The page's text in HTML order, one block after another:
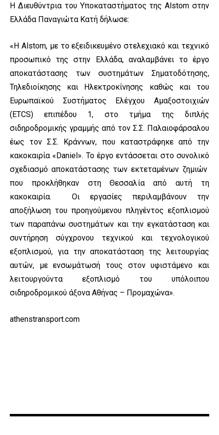
Η Διευθύντρια του Υποκαταστήματος της Alstom στην
Ελλάδα Παναγιώτα Κατή δήλωσε:
«Η Alstom, με το εξειδικευμένο στελεχιακό και τεχνικό
προσωπικό της στην Ελλάδα, αναλαμβάνει το έργο
αποκατάστασης των συστημάτων Σηματοδότησης,
Τηλεδιοίκησης και Ηλεκτροκίνησης καθώς και του
Ευρωπαϊκού Συστήματος Ελέγχου Αμαξοστοιχιών
(ETCS) επιπέδου 1, στο τμήμα της διπλής
σιδηροδρομικής γραμμής από τον Σ.Σ. Παλαιοφάρσαλου
έως τον Σ.Σ. Κράννων, που καταστράφηκε από την
κακοκαιρία «Daniel». Το έργο εντάσσεται στο συνολικό
σχεδιασμό αποκατάστασης των εκτεταμένων ζημιών
που προκλήθηκαν στη Θεσσαλία από αυτή τη
κακοκαιρία. Oι εργασίες περιλαμβάνουν την
αποξήλωση του προηγούμενου πληγέντος εξοπλισμού
των παραπάνω συστημάτων και την εγκατάσταση και
συντήρηση σύγχρονου τεχνικού και τεχνολογικού
εξοπλισμού, για την αποκατάσταση της λειτουργίας
αυτών, με ενσωμάτωσή τους στον υφιστάμενο και
λειτουργούντα εξοπλισμό του υπόλοιπου
σιδηροδρομικού άξονα Αθήνας – Προμαχώνα».
athenstransport.com